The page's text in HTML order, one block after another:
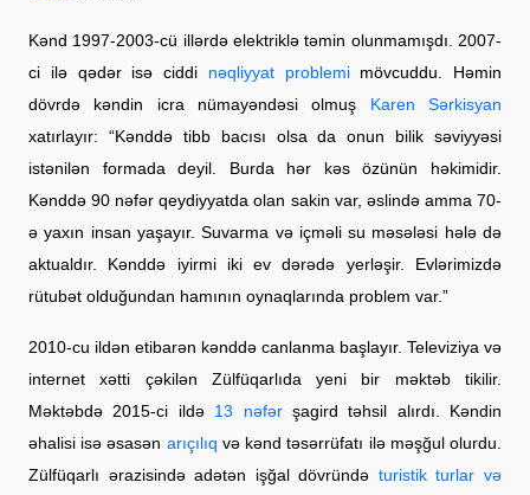
Kənd 1997-2003-cü illərdə elektriklə təmin olunmamışdı. 2007-
ci ilə qədər isə ciddi nəqliyyat problemimövcuddu. Həmin
dövrdə kəndin icra nümayəndəsi olmuş Karen Sərkisyan
xatırlayır: “Kənddə tibb bacısı olsa da onun bilik səviyyəsi
istənilən formada deyil. Burda hər kəs özünün həkimidir.
Kənddə 90 nəfər qeydiyyatda olan sakin var, əslində amma 70-
ə yaxın insan yaşayır. Suvarma və içməli su məsələsi hələ də
aktualdır. Kənddə iyirmi iki ev dərədə yerləşir. Evlərimizdə
rütubət olduğundan hamının oynaqlarında problem var.”
2010-cu ildən etibarən kənddə canlanma başlayır. Televiziya və
internet xətti çəkilən Zülfüqarlıda yeni bir məktəb tikilir.
Məktəbdə 2015-ci ildə 13 nəfərşagird təhsil alırdı. Kəndin
əhalisi isə əsasən arıçılıq və kənd təsərrüfatı ilə məşğul olurdu.
Zülfüqarlı ərazisində adətən işğal dövründə turistik turlar və